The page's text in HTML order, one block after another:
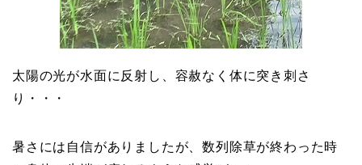
太陽の光が水面に反射し、容赦なく体に突き刺さ
り・・・
暑さには自信がありましたが、数列除草が終わった時